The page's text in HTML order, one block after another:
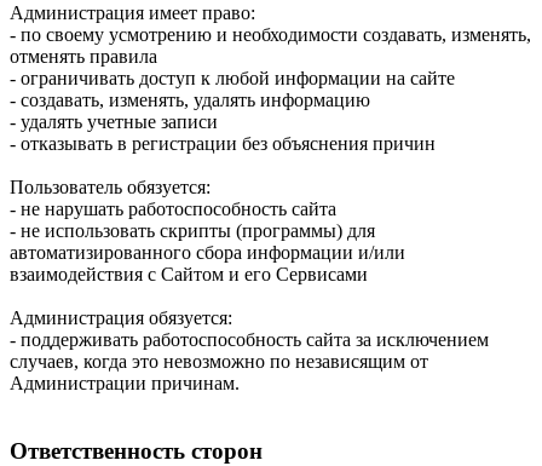
Администрация имеет право:
- по своему усмотрению и необходимости создавать, изменять,
отменять правила
- ограничивать доступ к любой информации на сайте
- создавать, изменять, удалять информацию
- удалять учетные записи
- отказывать в регистрации без объяснения причин
Пользователь обязуется:
- не нарушать работоспособность сайта
- не использовать скрипты (программы) для
автоматизированного сбора информации и/или
взаимодействия с Сайтом и его Сервисами
Администрация обязуется:
- поддерживать работоспособность сайта за исключением
случаев, когда это невозможно по независящим от
Администрации причинам.
Ответственность сторон